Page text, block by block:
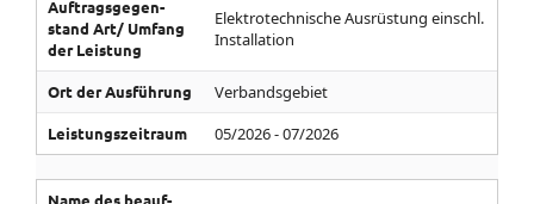
Auf­trags­gegen­
stand­ Art/­ Umfang
der Leistung
Elektrotechnische Ausrüstung einschl.
Installation
Ort der Aus­führung Verbandsgebiet
Leistungs­zeitraum 05/2026 - 07/2026
Name des be­auf­